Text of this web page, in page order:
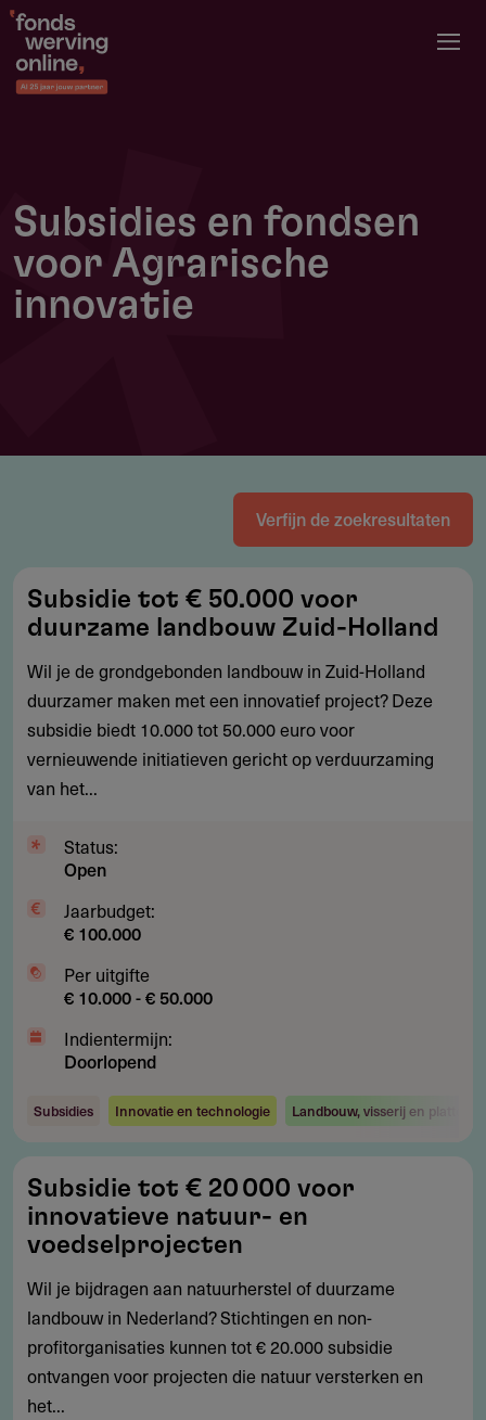
Overslaan
naar
de
Subsidies en fondsen
voor Agrarische
innovatie
Verfijn de zoekresultaten
tot
€
50.000
voor
duurzame
landbouw
Zuid-
Subsidie tot € 50.000 voor
duurzame landbouw Zuid-Holland
Wil je de grondgebonden landbouw in Zuid-Holland
duurzamer maken met een innovatief project? Deze
subsidie biedt 10.000 tot 50.000 euro voor
vernieuwende initiatieven gericht op verduurzaming
van het...
Status:
Open
Jaarbudget:
€ 100.000
Per uitgifte
€ 10.000 - € 50.000
Indientermijn:
Doorlopend
Subsidies Innovatie en technologie Landbouw, visserij en
tot
€
20 000
voor
innovatieve
natuur-
en
voedselprojecten
Subsidie tot € 20 000 voor
innovatieve natuur- en
voedselprojecten
Wil je bijdragen aan natuurherstel of duurzame
landbouw in Nederland? Stichtingen en non-
profitorganisaties kunnen tot € 20.000 subsidie
ontvangen voor projecten die natuur versterken en
het...